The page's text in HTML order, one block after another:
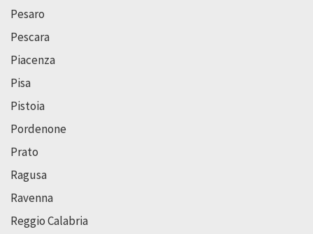
Pesaro
Pescara
Piacenza
Pisa
Pistoia
Pordenone
Prato
Ragusa
Ravenna
Reggio Calabria